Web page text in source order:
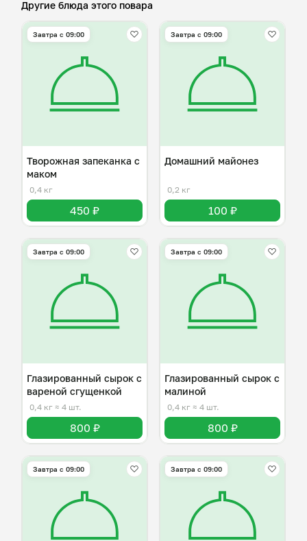
Другие блюда этого повара
Завтра c 09:00
Творожная запеканка с
маком
0,4 кг
450 ₽
Завтра c 09:00
Домашний майонез
0,2 кг
100 ₽
Завтра c 09:00
Глазированный сырок с
вареной сгущенкой
0,4 кг ≈ 4 шт.
800 ₽
Завтра c 09:00
Глазированный сырок с
малиной
0,4 кг ≈ 4 шт.
800 ₽
Завтра c 09:00 Завтра c 09:00